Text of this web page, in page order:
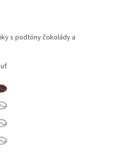
s podtóny čokolády a